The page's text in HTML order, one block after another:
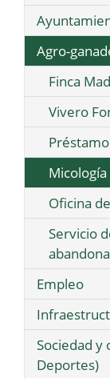
Agro-
Finca
Vivero
Micología
Oficina
Servicio
Empleo
Sociedad y
Deportes)